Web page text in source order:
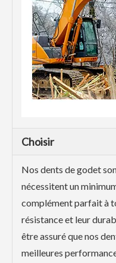
Choisir
Nos dents de godet
nécessitent un
complément parfait à
résistance et leur
être assuré que nos
meilleures